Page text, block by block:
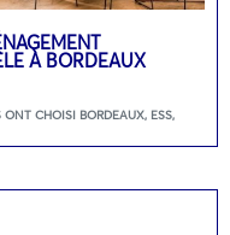
À BORDEAUX
ONT CHOISI BORDEAUX, ESS,